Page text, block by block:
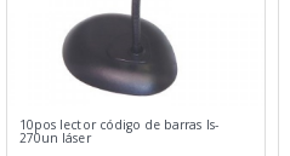
10pos lector código de barras ls-
270un láser